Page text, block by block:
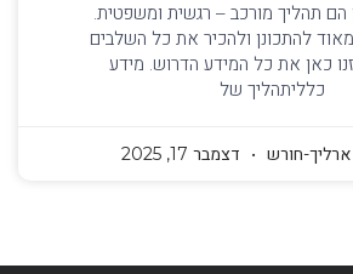
הם תהליך מורכב – רגשית ומשפטית.
להתכונן ולהכיר את כל השלבים
כאן את כל המידע הדרוש. מידע
כלליתהליך של
ארליך-חורש דצמבר 17, 2025